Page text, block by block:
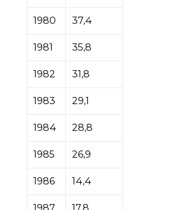
1980 37,4
1981 35,8
1982 31,8
1983 29,1
1984 28,8
1985 26,9
1986 14,4